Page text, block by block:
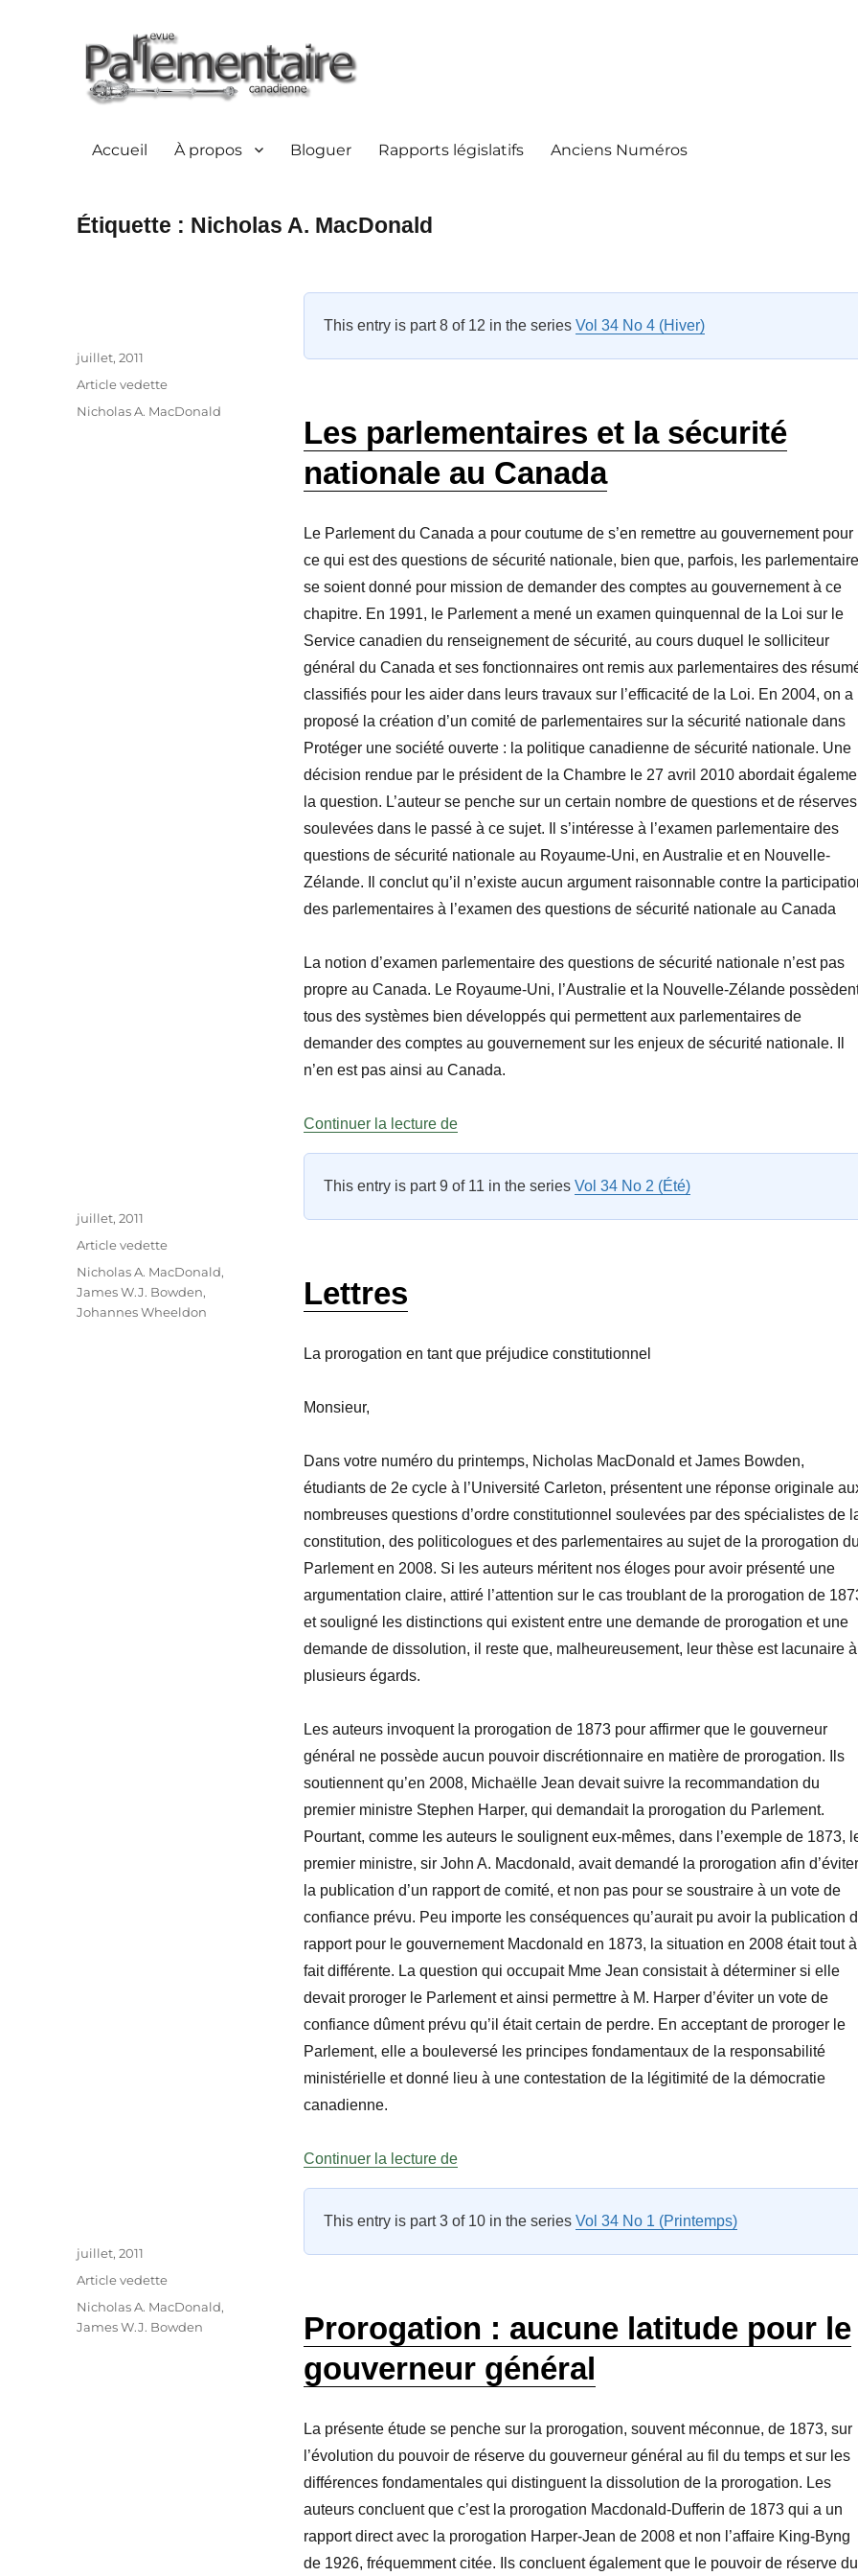
Accueil À propos Bloguer Rapports législatifs Anciens Numéros
Étiquette : Nicholas A. MacDonald
This entry is part 8 of 12 in the series Vol 34 No 4 (Hiver)
Les parlementaires et la sécurité
nationale au Canada
Le Parlement du Canada a pour coutume de s’en remettre au gouvernement pour
ce qui est des questions de sécurité nationale, bien que, parfois, les
se soient donné pour mission de demander des comptes au gouvernement à ce
chapitre. En 1991, le Parlement a mené un examen quinquennal de la Loi sur le
Service canadien du renseignement de sécurité, au cours duquel le solliciteur
général du Canada et ses fonctionnaires ont remis aux parlementaires des
classifiés pour les aider dans leurs travaux sur l’efficacité de la Loi. En 2004, on a
proposé la création d’un comité de parlementaires sur la sécurité nationale dans
Protéger une société ouverte : la politique canadienne de sécurité nationale. Une
décision rendue par le président de la Chambre le 27 avril 2010 abordait
la question. L’auteur se penche sur un certain nombre de questions et de réserves
soulevées dans le passé à ce sujet. Il s’intéresse à l’examen parlementaire des
questions de sécurité nationale au Royaume-Uni, en Australie et en Nouvelle-
Zélande. Il conclut qu’il n’existe aucun argument raisonnable contre la
des parlementaires à l’examen des questions de sécurité nationale au Canada
La notion d’examen parlementaire des questions de sécurité nationale n’est pas
propre au Canada. Le Royaume-Uni, l’Australie et la Nouvelle-Zélande
tous des systèmes bien développés qui permettent aux parlementaires de
demander des comptes au gouvernement sur les enjeux de sécurité nationale. Il
n’en est pas ainsi au Canada.
Continuer la lecture de« Les parlementaires et la sécurité nationale au Canada »
Auteur
Publié
juillet, 2011
Catégories
Article vedette
Étiquettes
Nicholas A. MacDonald
This entry is part 9 of 11 in the series Vol 34 No 2 (Été)
Lettres
La prorogation en tant que préjudice constitutionnel
Monsieur,
Dans votre numéro du printemps, Nicholas MacDonald et James Bowden,
étudiants de 2e cycle à l’Université Carleton, présentent une réponse originale
nombreuses questions d’ordre constitutionnel soulevées par des spécialistes de
constitution, des politicologues et des parlementaires au sujet de la prorogation
Parlement en 2008. Si les auteurs méritent nos éloges pour avoir présenté une
argumentation claire, attiré l’attention sur le cas troublant de la prorogation de
et souligné les distinctions qui existent entre une demande de prorogation et une
demande de dissolution, il reste que, malheureusement, leur thèse est lacunaire à
plusieurs égards.
Les auteurs invoquent la prorogation de 1873 pour affirmer que le gouverneur
général ne possède aucun pouvoir discrétionnaire en matière de prorogation. Ils
soutiennent qu’en 2008, Michaëlle Jean devait suivre la recommandation du
premier ministre Stephen Harper, qui demandait la prorogation du Parlement.
Pourtant, comme les auteurs le soulignent eux-mêmes, dans l’exemple de 1873,
premier ministre, sir John A. Macdonald, avait demandé la prorogation afin d’éviter
la publication d’un rapport de comité, et non pas pour se soustraire à un vote de
confiance prévu. Peu importe les conséquences qu’aurait pu avoir la publication
rapport pour le gouvernement Macdonald en 1873, la situation en 2008 était tout à
fait différente. La question qui occupait Mme Jean consistait à déterminer si elle
devait proroger le Parlement et ainsi permettre à M. Harper d’éviter un vote de
confiance dûment prévu qu’il était certain de perdre. En acceptant de proroger le
Parlement, elle a bouleversé les principes fondamentaux de la responsabilité
ministérielle et donné lieu à une contestation de la légitimité de la démocratie
canadienne.
Continuer la lecture de« Lettres »
Auteur
Publié
juillet, 2011
Catégories
Article vedette
Étiquettes
Nicholas A. MacDonald,
James W.J. Bowden,
Johannes Wheeldon
This entry is part 3 of 10 in the series Vol 34 No 1 (Printemps)
Prorogation : aucune latitude pour le
gouverneur général
La présente étude se penche sur la prorogation, souvent méconnue, de 1873, sur
l’évolution du pouvoir de réserve du gouverneur général au fil du temps et sur les
différences fondamentales qui distinguent la dissolution de la prorogation. Les
auteurs concluent que c’est la prorogation Macdonald-Dufferin de 1873 qui a un
rapport direct avec la prorogation Harper-Jean de 2008 et non l’affaire King-Byng
de 1926, fréquemment citée. Ils concluent également que le pouvoir de réserve du
Auteur
Publié
juillet, 2011
Catégories
Article vedette
Étiquettes
Nicholas A. MacDonald,
James W.J. Bowden